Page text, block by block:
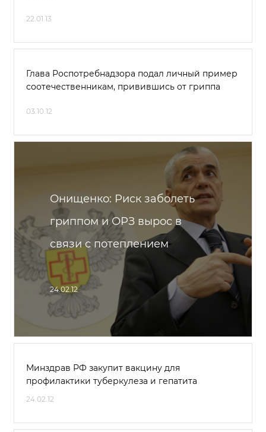
22.01.13
Глава Роспотребнадзора подал личный пример
соотечественникам, привившись от гриппа
03.10.12
Онищенко: Риск заболеть
гриппом и ОРЗ вырос в
связи с потеплением
24.02.12
Минздрав РФ закупит вакцину для
профилактики туберкулеза и гепатита
24.02.12